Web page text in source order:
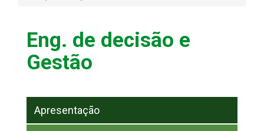
Eng. de decisão e
Gestão
Apresentação